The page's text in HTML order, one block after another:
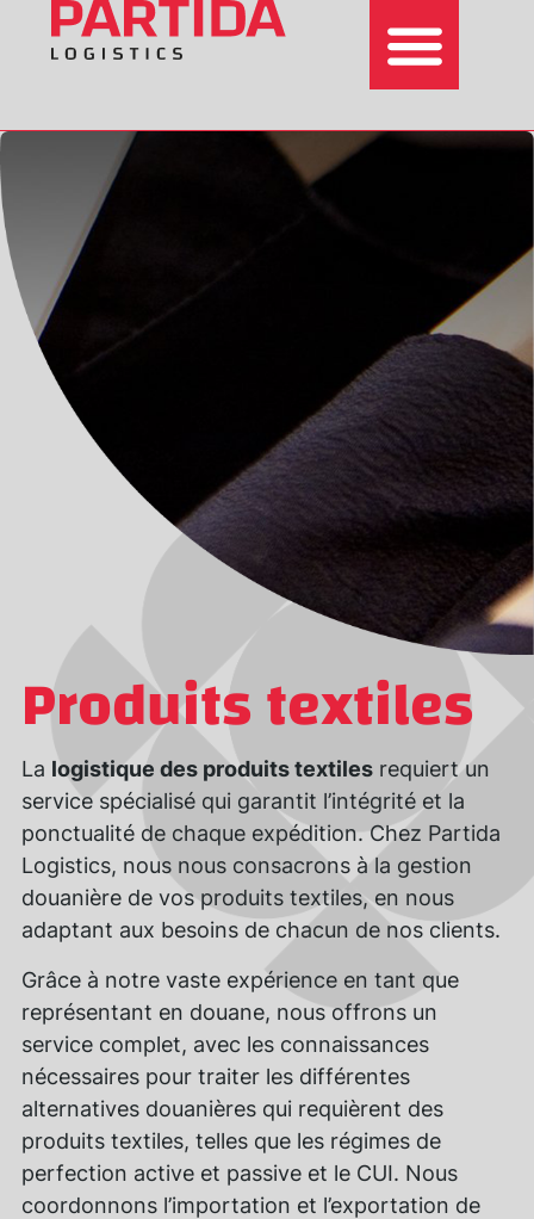
Produits textiles
La logistique des produits textilesrequiert un
service spécialisé qui garantit l’intégrité et la
ponctualité de chaque expédition. Chez Partida
Logistics, nous nous consacrons à la gestion
douanière de vos produits textiles, en nous
adaptant aux besoins de chacun de nos clients.
Grâce à notre vaste expérience en tant que
représentant en douane, nous offrons un
service complet, avec les connaissances
nécessaires pour traiter les différentes
alternatives douanières qui requièrent des
produits textiles, telles que les régimes de
perfection active et passive et le CUI. Nous
coordonnons l’importation et l’exportation de